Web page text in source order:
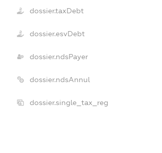
dossier.taxDebt
dossier.esvDebt
dossier.ndsPayer
dossier.ndsAnnul
dossier.single_tax_reg